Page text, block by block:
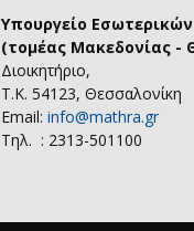
Υπουργείο Εσωτερικών
(τομέας Μακεδονίας -
Διοικητήριο,
Τ.Κ. 54123, Θεσσαλονίκη
Email: info@mathra.gr
Τηλ. : 2313-501100